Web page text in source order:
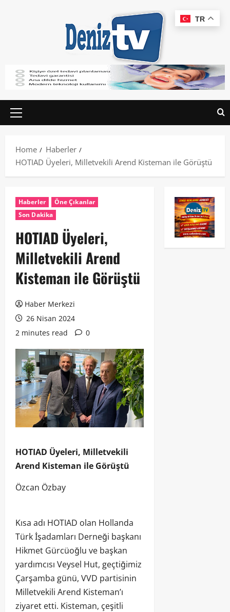
Home
Haberler
HOTIAD Üyeleri, Milletvekili Arend Kisteman ile Görüştü
Haberler
Öne Çıkanlar
Son Dakika
HOTIAD Üyeleri,
Milletvekili Arend
Kisteman ile Görüştü
Haber Merkezi
26 Nisan 2024
2 minutes read
0
HOTIAD Üyeleri, Milletvekili
Arend Kisteman ile Görüştü
Özcan Özbay
Kısa adı HOTIAD olan Hollanda
Türk İşadamları Derneği başkanı
Hikmet Gürcüoğlu ve başkan
yardımcısı Veysel Hut, geçtiğimiz
Çarşamba günü, VVD partisinin
Milletvekili Arend Kisteman’ı
ziyaret etti. Kisteman, çeşitli
TR